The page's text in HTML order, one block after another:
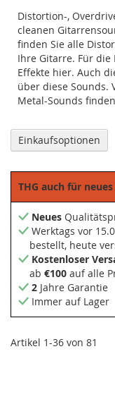
Distortion-,
cleanen
finden Sie alle
Ihre Gitarre. Für
Effekte hier. Auch
über diese Sounds.
Metal-Sounds
Artikel 1-36 von 81
Einkaufsoptionen
THG auch für neues
Neues
Werktags vor
bestellt, heute
Kostenloser
ab €100 auf alle
2 Jahre Garantie
Immer auf Lager